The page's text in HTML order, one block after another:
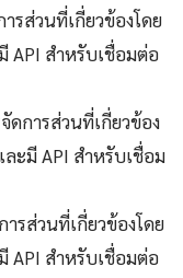
รส่วนที่เกี่ยวข้องโดย
API สำหรับเชื่อมต่อ
ดการส่วนที่เกี่ยวข้อง
ะมี API สำหรับเชื่อม
รส่วนที่เกี่ยวข้องโดย
API สำหรับเชื่อมต่อ